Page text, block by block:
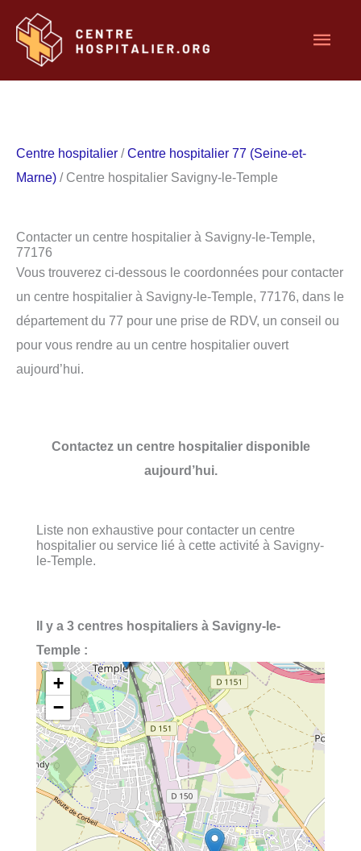
contenu
Centre hospitalier /Centre hospitalier 77 (Seine-et-
Marne) / Centre hospitalier Savigny-le-Temple
Contacter un centre hospitalier à Savigny-le-Temple,
77176
Vous trouverez ci-dessous le coordonnées pour contacter
un centre hospitalier à Savigny-le-Temple, 77176, dans le
département du 77 pour une prise de RDV, un conseil ou
pour vous rendre au un centre hospitalier ouvert
aujourd’hui.
Contactez un centre hospitalier disponible
aujourd’hui.
Liste non exhaustive pour contacter un centre
hospitalier ou service lié à cette activité à Savigny-
le-Temple.
Il y a 3 centres hospitaliers à Savigny-le-
Temple :
+
−